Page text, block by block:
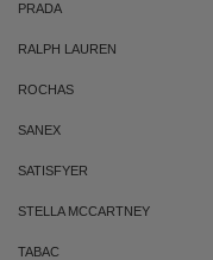
PRADA
RALPH LAUREN
ROCHAS
SANEX
SATISFYER
STELLA MCCARTNEY
TABAC